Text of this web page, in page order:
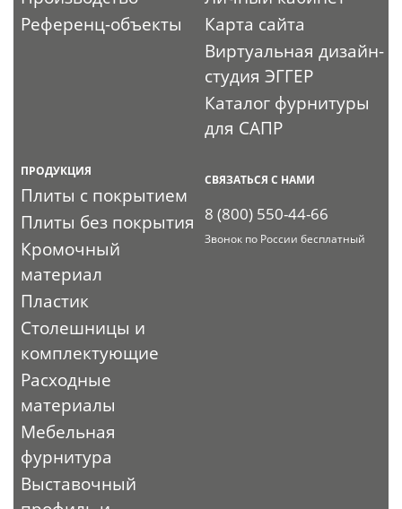
Референц-объекты
Карта сайта
Виртуальная дизайн-
студия ЭГГЕР
Каталог фурнитуры
для САПР
ПРОДУКЦИЯ
Плиты с покрытием
Плиты без покрытия
Кромочный
материал
Пластик
Столешницы и
комплектующие
Расходные
материалы
Мебельная
фурнитура
Выставочный
СВЯЗАТЬСЯ С НАМИ
8 (800) 550-44-66
Звонок по России бесплатный